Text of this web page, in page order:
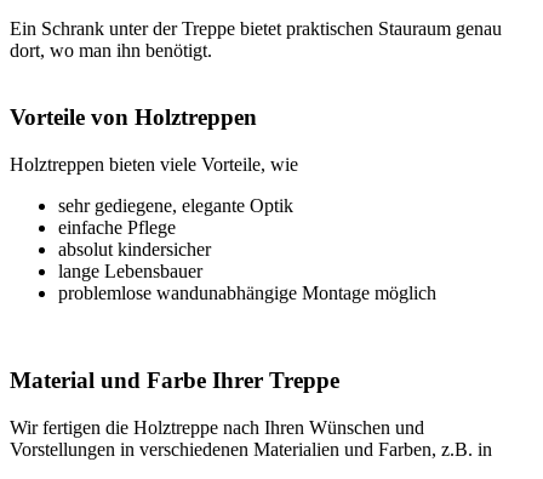
Ein Schrank unter der Treppe bietet praktischen Stauraum genau
dort, wo man ihn benötigt.
Vorteile von Holztreppen
Holztreppen bieten viele Vorteile, wie
sehr gediegene, elegante Optik
einfache Pflege
absolut kindersicher
lange Lebensbauer
problemlose wandunabhängige Montage möglich
Material und Farbe Ihrer Treppe
Wir fertigen die Holztreppe nach Ihren Wünschen und
Vorstellungen in verschiedenen Materialien und Farben, z.B. in